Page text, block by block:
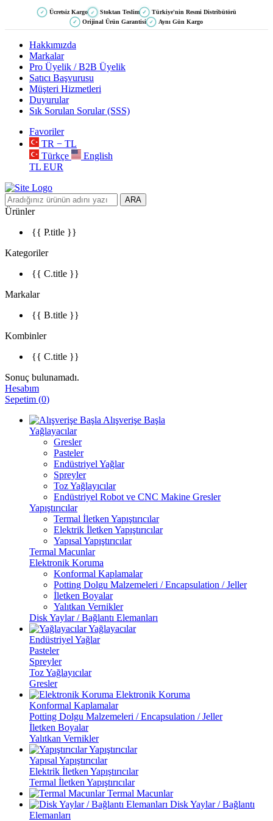
✓ Ücretsiz Kargo ✓ Stoktan Teslim ✓ Türkiye'nin Resmi Distribütörü
✓ Orijinal Ürün Garantisi ✓ Aynı Gün Kargo
Hakkımızda
Markalar
Pro Üyelik / B2B Üyelik
Satıcı Başvurusu
Müşteri Hizmetleri
Duyurular
Sık Sorulan Sorular (SSS)
Favoriler
TR − TL
Türkçe
English
TL EUR
ARA
Ürünler
{{ P.title }}
Kategoriler
{{ C.title }}
Markalar
{{ B.title }}
Kombinler
{{ C.title }}
Sonuç bulunamadı.
Hesabım
Sepetim (0)
Alışverişe Başla
Yağlayacılar
Gresler
Pasteler
Endüstriyel Yağlar
Spreyler
Toz Yağlayıcılar
Endüstriyel Robot ve CNC Makine Gresler
Yapıştırıcılar
Termal İletken Yapıştırıcılar
Elektrik İletken Yapıştırıcılar
Yapısal Yapıştırıcılar
Termal Macunlar
Elektronik Koruma
Konformal Kaplamalar
Potting Dolgu Malzemeleri / Encapsulation / Jeller
İletken Boyalar
Yalıtkan Vernikler
Disk Yaylar / Bağlantı Elemanları
Yağlayacılar
Endüstriyel Yağlar
Pasteler
Spreyler
Toz Yağlayıcılar
Gresler
Elektronik Koruma
Konformal Kaplamalar
Potting Dolgu Malzemeleri / Encapsulation / Jeller
İletken Boyalar
Yalıtkan Vernikler
Yapıştırıcılar
Yapısal Yapıştırıcılar
Elektrik İletken Yapıştırıcılar
Termal İletken Yapıştırıcılar
Termal Macunlar
Disk Yaylar / Bağlantı
Elemanları